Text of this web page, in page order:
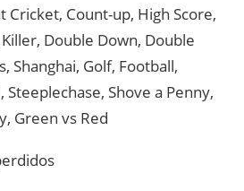
Cricket, Count-up, High Score,
Double Down, Double
Shanghai, Golf, Football,
Steeplechase, Shove a Penny,
Green vs Red